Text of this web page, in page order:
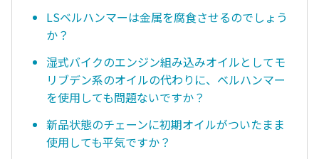
LSベルハンマーは金属を腐食させるのでしょう
か？
湿式バイクのエンジン組み込みオイルとしてモ
リブデン系のオイルの代わりに、ベルハンマー
を使用しても問題ないですか？
新品状態のチェーンに初期オイルがついたまま
使用しても平気ですか？